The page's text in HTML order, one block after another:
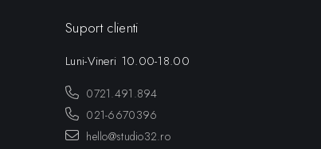
Suport clienti
Luni-Vineri 10.00-18.00
0721.491.894
021-6670396
hello@studio32.ro